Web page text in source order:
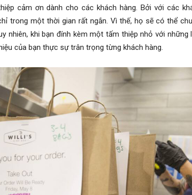
cảm ơn dành cho các khách hàng. Bởi với các
trong một thời gian rất ngắn. Vì thế, họ sẽ có thể
nhiên, khi bạn đính kèm một tấm thiệp nhỏ với
của bạn thực sự trân trọng từng khách hàng.